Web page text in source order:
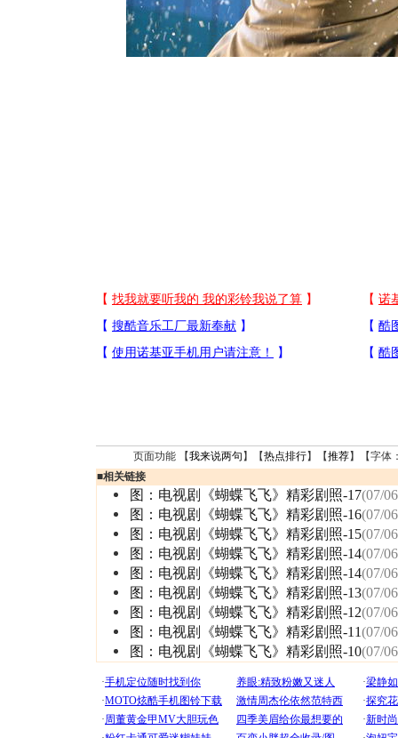
页面功能 【我来说两句 】【热点排行】【推荐】【字体
■相关链接
图：电视剧《蝴蝶飞飞》精彩剧照-17(07/
图：电视剧《蝴蝶飞飞》精彩剧照-16(07/
图：电视剧《蝴蝶飞飞》精彩剧照-15(07/
图：电视剧《蝴蝶飞飞》精彩剧照-14(07/
图：电视剧《蝴蝶飞飞》精彩剧照-14(07/
图：电视剧《蝴蝶飞飞》精彩剧照-13(07/
图：电视剧《蝴蝶飞飞》精彩剧照-12(07/
图：电视剧《蝴蝶飞飞》精彩剧照-11(07/
图：电视剧《蝴蝶飞飞》精彩剧照-10(07/